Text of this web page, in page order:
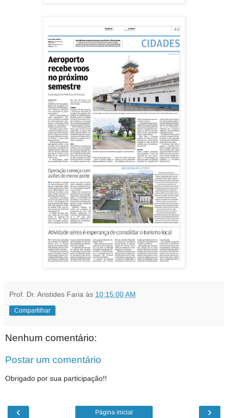
Prof. Dr. Aristides Faria às 10:15:00 AM
Compartilhar
Nenhum comentário:
Postar um comentário
Obrigado por sua participação!!
‹ ›
Página inicial